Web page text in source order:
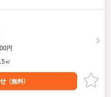
円
㎡
（無料）